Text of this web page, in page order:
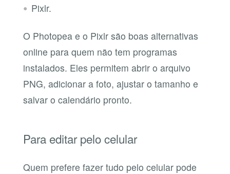
Pixlr.
O Photopea e o Pixlr são boas alternativas
online para quem não tem programas
instalados. Eles permitem abrir o arquivo
PNG, adicionar a foto, ajustar o tamanho e
salvar o calendário pronto.
Para editar pelo celular
Quem prefere fazer tudo pelo celular pode